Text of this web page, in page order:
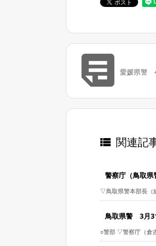
愛媛県警
 関連記
警察庁（鳥取
▽鳥取県警本部長（
鳥取県警 3月
○警部 ▽警察庁（倉